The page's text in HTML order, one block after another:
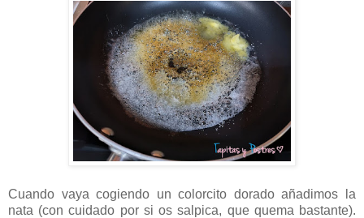
Cuando vaya cogiendo un colorcito dorado añadimos la
nata (con cuidado por si os salpica, que quema bastante).